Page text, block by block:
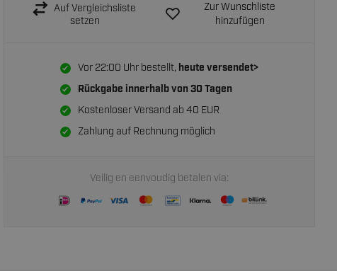
Auf Vergleichsliste
setzen
Zur Wunschliste
hinzufügen
Vor 22:00 Uhr bestellt, heute versendet>
Rückgabe innerhalb von30 Tagen
Kostenloser Versand ab 40 EUR
Zahlung auf Rechnung möglich
Veilig en eenvoudig betalen via: